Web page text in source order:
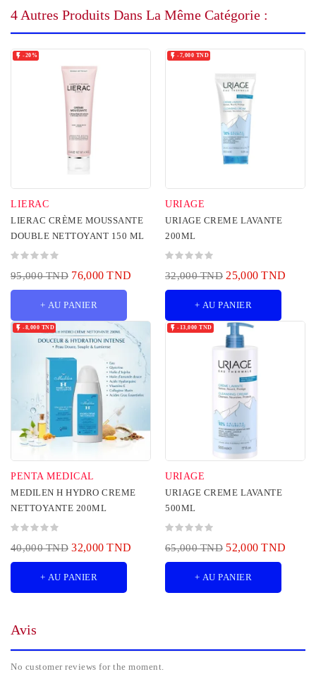
4 Autres Produits Dans La Même Catégorie :
 -20%
LIERAC
LIERAC CRÈME MOUSSANTE
DOUBLE NETTOYANT 150 ML
95,000 TND 76,000 TND
+ AU PANIER
 -7,000 TND
URIAGE
URIAGE CREME LAVANTE
200ML
32,000 TND 25,000 TND
+ AU PANIER
 -8,000 TND
PENTA MEDICAL
MEDILEN H HYDRO CREME
NETTOYANTE 200ML
40,000 TND 32,000 TND
+ AU PANIER
-13,000 TND
URIAGE
URIAGE CREME LAVANTE
500ML
65,000 TND 52,000 TND
+ AU PANIER
Avis
No customer reviews for the moment.